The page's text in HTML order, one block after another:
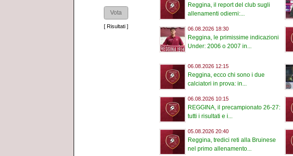
[ Risultati ]
Reggina, il report del club sugli
allenamenti odierni:...
06.08.2026 18:30
Reggina, le primissime indicazioni
Under: 2006 o 2007 in...
06.08.2026 12:15
Reggina, ecco chi sono i due
calciatori in prova: in...
06.08.2026 10:15
REGGINA, il precampionato 26-27:
tutti i risultati e i...
05.08.2026 20:40
Reggina, tredici reti alla Bruinese
nel primo allenamento...